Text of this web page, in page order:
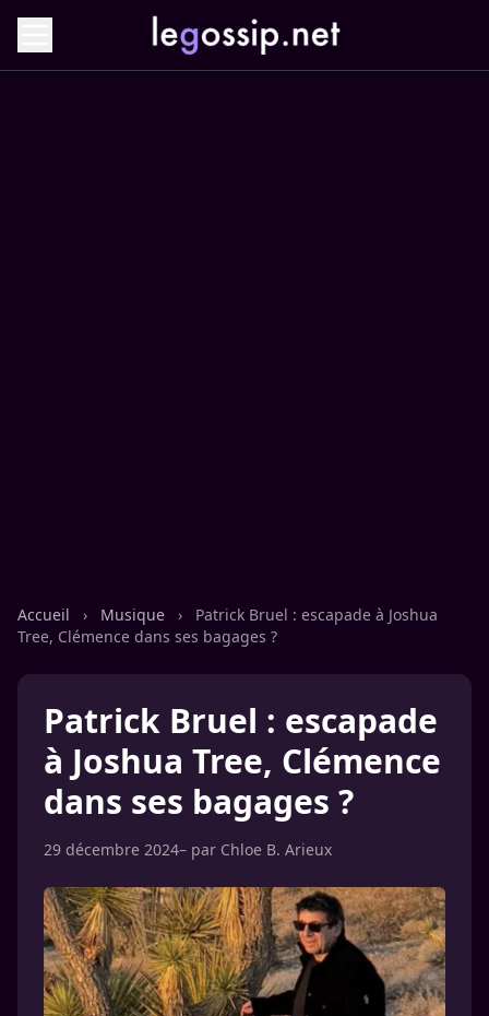
Accueil › Musique ›
Patrick Bruel : escapade à Joshua
Tree, Clémence dans ses bagages ?
Patrick Bruel : escapade
à Joshua Tree, Clémence
dans ses bagages ?
29 décembre 2024– par Chloe B. Arieux